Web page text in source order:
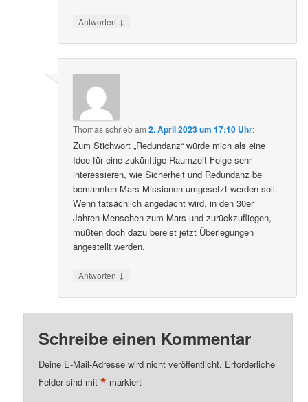
Antworten ↓
Thomasschriebam2. April 2023 um 17:10 Uhr:
Zum Stichwort „Redundanz“ würde mich als eine
Idee für eine zukünftige Raumzeit Folge sehr
interessieren, wie Sicherheit und Redundanz bei
bemannten Mars-Missionen umgesetzt werden soll.
Wenn tatsächlich angedacht wird, in den 30er
Jahren Menschen zum Mars und zurückzufliegen,
müßten doch dazu bereist jetzt Überlegungen
angestellt werden.
Antworten ↓
Schreibe einen Kommentar
Deine E-Mail-Adresse wird nicht veröffentlicht. Erforderliche
Felder sind mit* markiert